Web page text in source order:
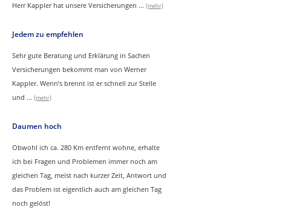
Herr Kappler hat unsere Versicherungen ... [mehr]
Jedem zu empfehlen
Sehr gute Beratung und Erklärung in Sachen
Versicherungen bekommt man von Werner
Kappler. Wenn’s brennt ist er schnell zur Stelle
und ... [mehr]
Daumen hoch
Obwohl ich ca. 280 Km entfernt wohne, erhalte
ich bei Fragen und Problemen immer noch am
gleichen Tag, meist nach kurzer Zeit, Antwort und
das Problem ist eigentlich auch am gleichen Tag
noch gelöst!